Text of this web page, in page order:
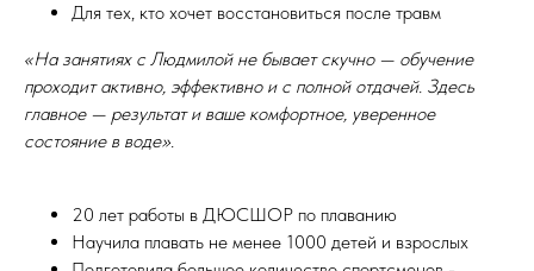
Для тех, кто хочет восстановиться после травм
«На занятиях с Людмилой не бывает скучно — обучение
проходит активно, эффективно и с полной отдачей. Здесь
главное — результат и ваше комфортное, уверенное
состояние в воде».
20 лет работы в ДЮСШОР по плаванию
Научила плавать не менее 1000 детей и взрослых